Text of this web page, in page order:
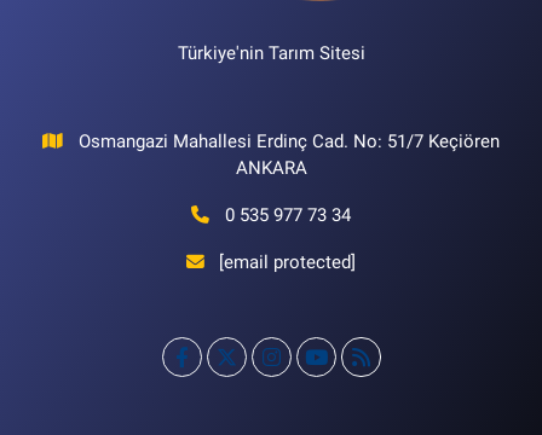
Türkiye'nin Tarım Sitesi
Osmangazi Mahallesi Erdinç Cad. No: 51/7 Keçiören
ANKARA
0 535 977 73 34
[email protected]